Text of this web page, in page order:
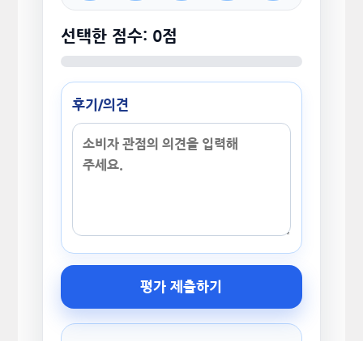
선택한 점수: 0점
후기/의견
평가 제출하기